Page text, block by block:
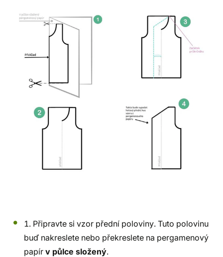
1. Připravte si vzor přední poloviny. Tuto polovinu
buď nakreslete nebo překreslete na pergamenový
papír v půlce složený.